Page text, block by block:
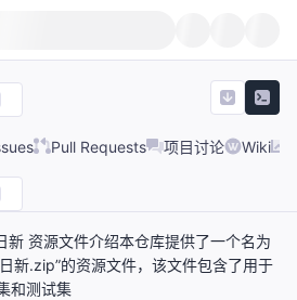
Pull Requests 项目讨论 Wiki
新 资源文件介绍本仓库提供了一个名为
新.zip”的资源文件，该文件包含了用于
和测试集